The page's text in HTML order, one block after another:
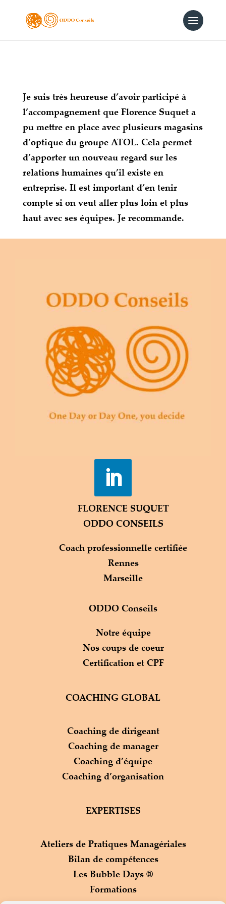
Je suis très heureuse d’avoir participé à
l’accompagnement que Florence Suquet a
pu mettre en place avec plusieurs magasins
d’optique du groupe ATOL. Cela permet
d’apporter un nouveau regard sur les
relations humaines qu’il existe en
entreprise. Il est important d’en tenir
compte si on veut aller plus loin et plus
haut avec ses équipes. Je recommande.
FLORENCE SUQUET
ODDO CONSEILS
Coach professionnelle certifiée
Rennes
Marseille
ODDO Conseils
Notre équipe
Nos coups de coeur
Certification et CPF
COACHING GLOBAL
Coaching de dirigeant
Coaching de manager
Coaching d’équipe
Coaching d’organisation
EXPERTISES
Ateliers de Pratiques Managériales
Bilan de compétences
Les Bubble Days ®
Formations